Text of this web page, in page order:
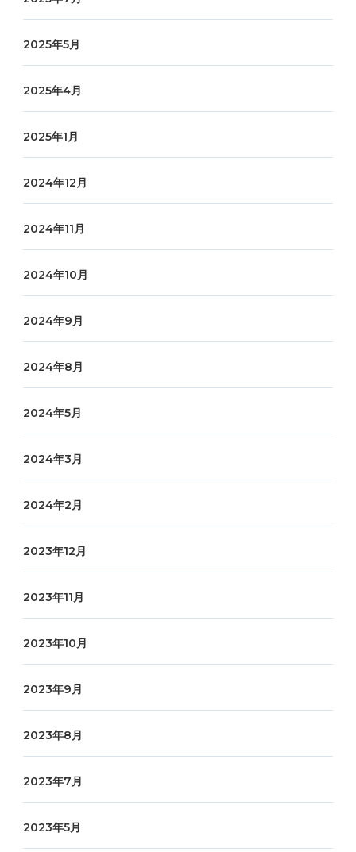
2025年5月
2025年4月
2025年1月
2024年12月
2024年11月
2024年10月
2024年9月
2024年8月
2024年5月
2024年3月
2024年2月
2023年12月
2023年11月
2023年10月
2023年9月
2023年8月
2023年7月
2023年5月